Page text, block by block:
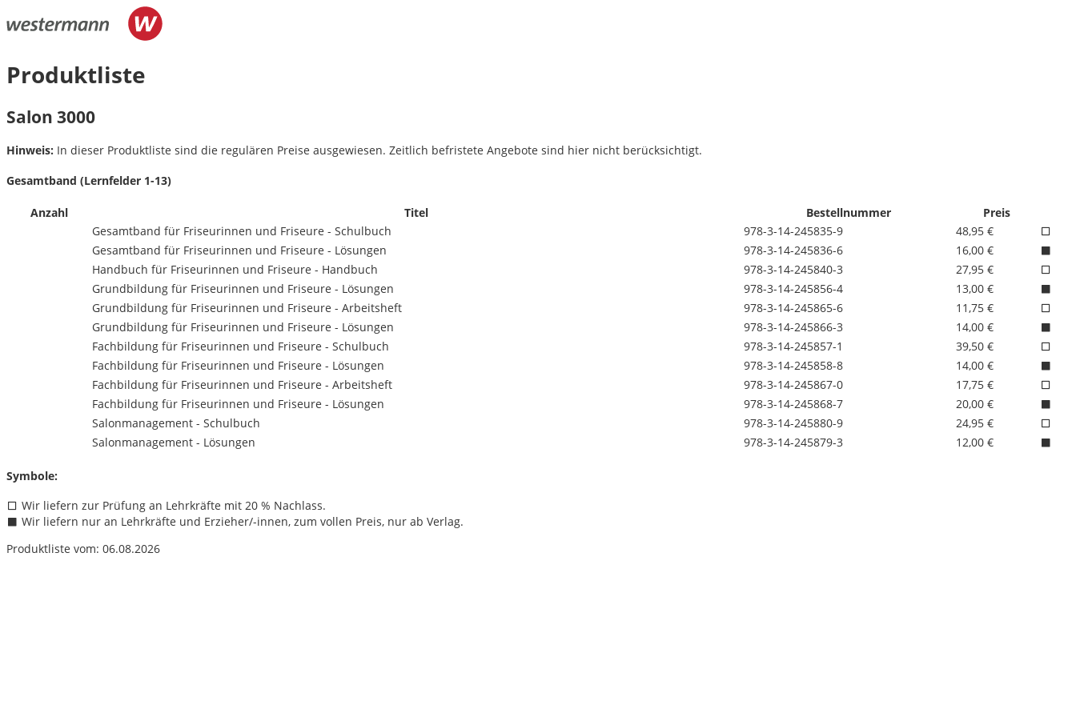
Produktliste
Salon 3000
Hinweis: In dieser Produktliste sind die regulären Preise ausgewiesen. Zeitlich befristete Angebote sind hier nicht berücksichtigt.
Gesamtband (Lernfelder 1-13)
Anzahl Titel Bestellnummer
Preis
Gesamtband für Friseurinnen und Friseure - Schulbuch
978-3-14-245835-9
48,95 €
Gesamtband für Friseurinnen und Friseure - Lösungen
978-3-14-245836-6
16,00 €
Handbuch für Friseurinnen und Friseure - Handbuch
978-3-14-245840-3
27,95 €
Grundbildung für Friseurinnen und Friseure - Lösungen
978-3-14-245856-4
13,00 €
Grundbildung für Friseurinnen und Friseure - Arbeitsheft
978-3-14-245865-6
11,75 €
Grundbildung für Friseurinnen und Friseure - Lösungen
978-3-14-245866-3
14,00 €
Fachbildung für Friseurinnen und Friseure - Schulbuch
978-3-14-245857-1
39,50 €
Fachbildung für Friseurinnen und Friseure - Lösungen
978-3-14-245858-8
14,00 €
Fachbildung für Friseurinnen und Friseure - Arbeitsheft
978-3-14-245867-0
17,75 €
Fachbildung für Friseurinnen und Friseure - Lösungen
978-3-14-245868-7
20,00 €
Salonmanagement - Schulbuch
978-3-14-245880-9
24,95 €
Salonmanagement - Lösungen
978-3-14-245879-3 12,00 €
Symbole:
Wir liefern zur Prüfung an Lehrkräfte mit 20 % Nachlass.
Wir liefern nur an Lehrkräfte und Erzieher/-innen, zum vollen Preis, nur ab Verlag.
Produktliste vom: 06.08.2026